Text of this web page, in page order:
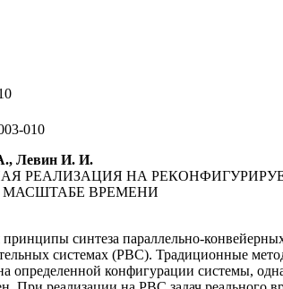
010
Левин И. И.
РЕАЛИЗАЦИЯ НА
ВРЕМЕНИ
синтеза параллельно-
системах (РВС). Традиционные
определенной конфигурации системы,